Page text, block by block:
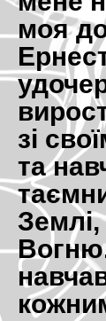
моя
зі
та
Землі,